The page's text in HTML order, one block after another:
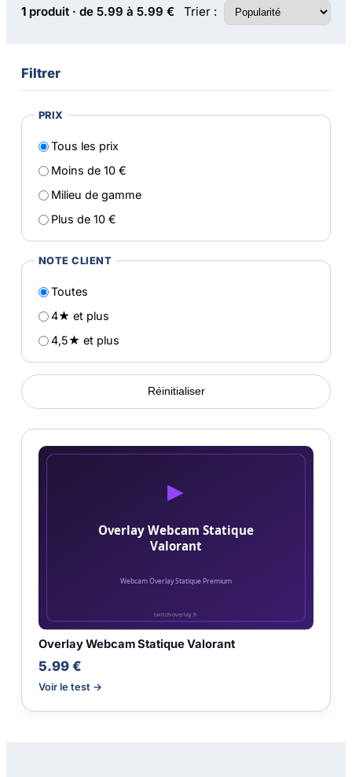
1 produit · de 5.99 à 5.99 € Trier :
Filtrer
PRIX
Tous les prix
Moins de 10 €
Milieu de gamme
Plus de 10 €
NOTE CLIENT
Toutes
4★ et plus
4,5★ et plus
Réinitialiser
Overlay Webcam Statique Valorant
5.99 €
Voir le test →